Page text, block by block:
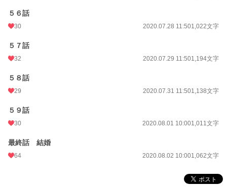
５６話
30 2020.07.28 11:501,022文字
５７話
32 2020.07.29 11:501,194文字
５８話
29 2020.07.31 11:501,138文字
５９話
30 2020.08.01 10:001,011文字
最終話 結婚
64 2020.08.02 10:001,062文字